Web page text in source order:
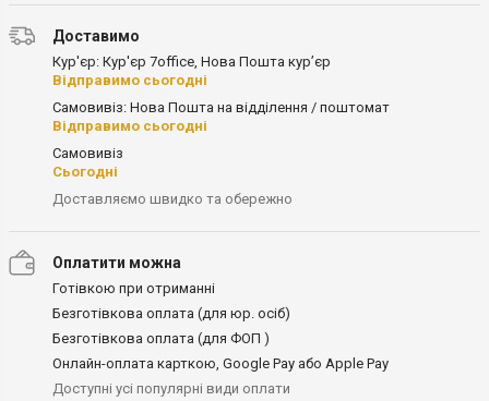
Доставимо
Кур'єр: Кур'єр 7office, Нова Пошта кур’єр
Відправимо сьогодні
Самовивіз: Нова Пошта на відділення / поштомат
Відправимо сьогодні
Самовивіз
Сьогодні
Доставляємо швидко та обережно
Оплатити можна
Готівкою при отриманні
Безготівкова оплата (для юр. осіб)
Безготівкова оплата (для ФОП )
Онлайн-оплата карткою, Google Pay або Apple Pay
Доступні усі популярні види оплати